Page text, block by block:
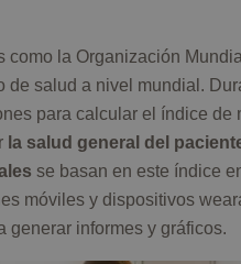
como la Organización
de salud a nivel mundial.
para calcular el índice de
la salud general del
se basan en este índice
móviles y dispositivos
generar informes y gráficos.